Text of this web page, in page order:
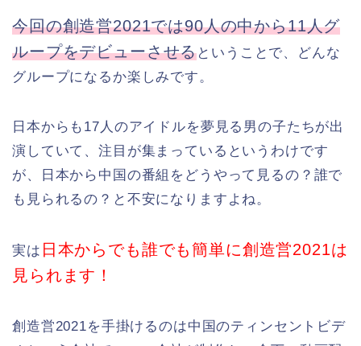
今回の創造営2021では90人の中から11人グ
ループをデビューさせるということで、どんな
グループになるか楽しみです。
日本からも17人のアイドルを夢見る男の子たちが出
演していて、注目が集まっているというわけです
が、日本から中国の番組をどうやって見るの？誰で
も見られるの？と不安になりますよね。
実は 日本からでも誰でも簡単に創造営2021は
見られます！
創造営2021を手掛けるのは中国のティンセントビデ